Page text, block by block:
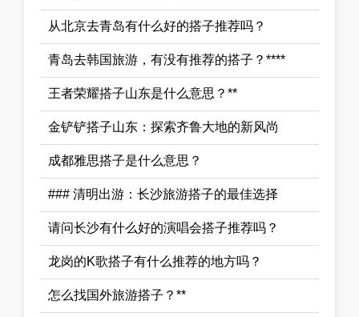
从北京去青岛有什么好的搭子推荐吗？
青岛去韩国旅游，有没有推荐的搭子？****
王者荣耀搭子山东是什么意思？**
金铲铲搭子山东：探索齐鲁大地的新风尚
成都雅思搭子是什么意思？
### 清明出游：长沙旅游搭子的最佳选择
请问长沙有什么好的演唱会搭子推荐吗？
龙岗的K歌搭子有什么推荐的地方吗？
怎么找国外旅游搭子？**